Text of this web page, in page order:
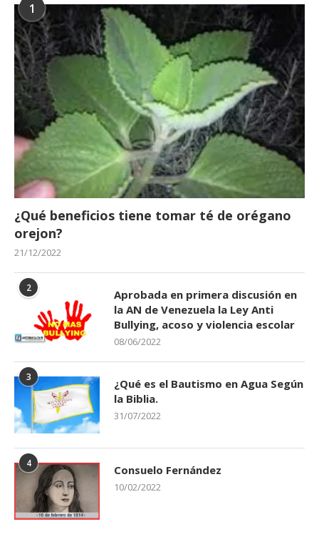
1
¿Qué beneficios tiene tomar té de orégano
orejon?
21/12/2022
2
Aprobada en primera discusión en
la AN de Venezuela la Ley Anti
Bullying, acoso y violencia escolar
08/06/2022
3
¿Qué es el Bautismo en Agua Según
la Biblia.
31/07/2022
4 Consuelo Fernández
10/02/2022